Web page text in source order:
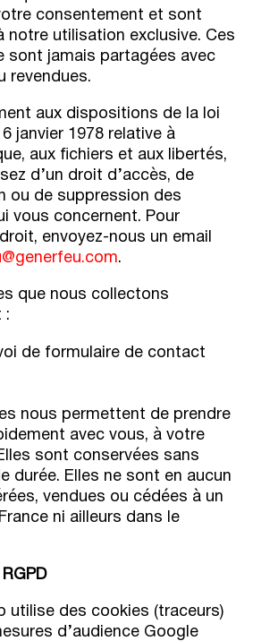
consentement et sont
notre utilisation exclusive. Ces
sont jamais partagées avec
revendues.
aux dispositions de la loi
6 janvier 1978 relative à
aux fichiers et aux libertés,
d’un droit d’accès, de
ou de suppression des
vous concernent. Pour
envoyez-nous un email
.
que nous collectons
:
de formulaire de contact
nous permettent de prendre
avec vous, à votre
sont conservées sans
durée. Elles ne sont en aucun
vendues ou cédées à un
ni ailleurs dans le
utilise des cookies (traceurs)
d’audience Google